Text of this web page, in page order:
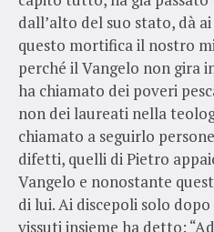
dall’alto del suo stato, dà
questo mortifica il nostro
perché il Vangelo non gira
ha chiamato dei poveri
non dei laureati nella
chiamato a seguirlo
difetti, quelli di Pietro
Vangelo e nonostante
di lui. Ai discepoli solo
vissuti insieme ha detto: